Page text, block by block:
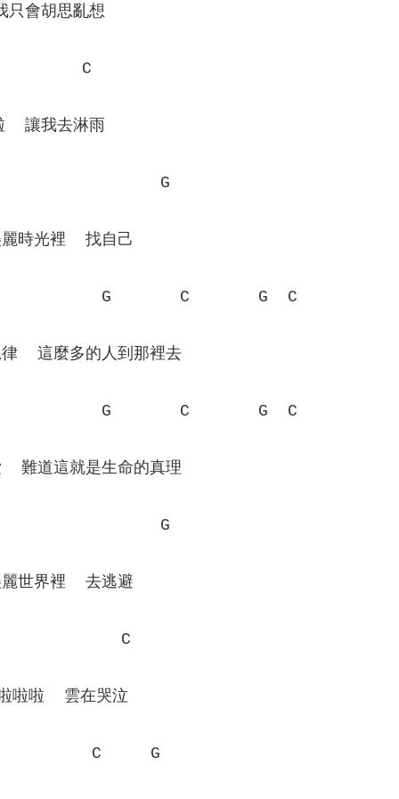
會胡思亂想
C
讓我去淋雨
G
時光裡  找自己
G       C       G  C
這麼多的人到那裡去
G       C       G  C
難道這就是生命的真理
G
世界裡  去逃避
C
啦啦  雲在哭泣
C     G